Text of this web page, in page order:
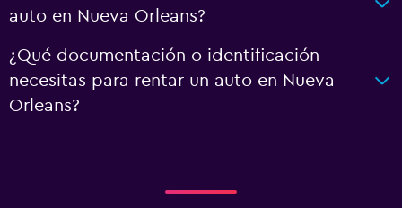
auto en Nueva Orleans?
¿Qué documentación o identificación
necesitas para rentar un auto en Nueva
Orleans?